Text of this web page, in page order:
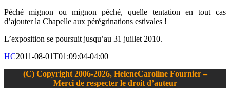
Péché mignon ou mignon péché, quelle tentation en tout cas
d’ajouter la Chapelle aux pérégrinations estivales !
L’exposition se poursuit jusqu’au 31 juillet 2010.
HC2011-08-01T01:09:04-04:00
(C) Copyright 2006-2026, HeleneCaroline Fournier –
Merci de respecter le droit d’auteur